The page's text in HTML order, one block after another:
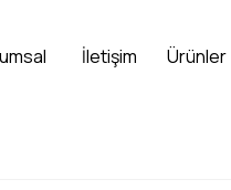
İletişim Ürünler